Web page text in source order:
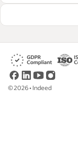
©2026• Indeed